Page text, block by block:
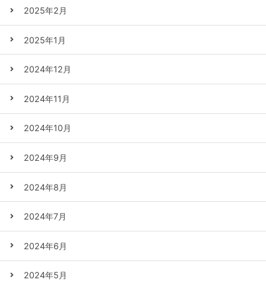
2025年2月
2025年1月
2024年12月
2024年11月
2024年10月
2024年9月
2024年8月
2024年7月
2024年6月
2024年5月